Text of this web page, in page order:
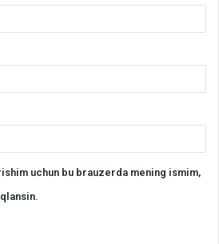
uchun bu brauzerda mening ismim,